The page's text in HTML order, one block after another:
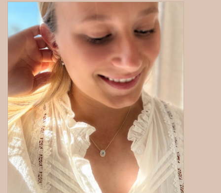
The Wedding collectie
Soulmates
Rouw- & asjuwelen
gepersonaliseerde juwelen
Armbanden
Extra
Nose & Paw collectie